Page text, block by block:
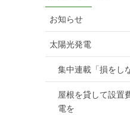
お知らせ
太陽光発電
集中連載「損をし
屋根を貸して設置
電を